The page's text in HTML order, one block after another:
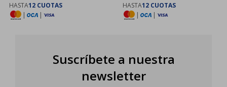
HASTA12 CUOTAS
|
|
HASTA12 CUOTAS
|
|
Suscríbete a nuestra
newsletter